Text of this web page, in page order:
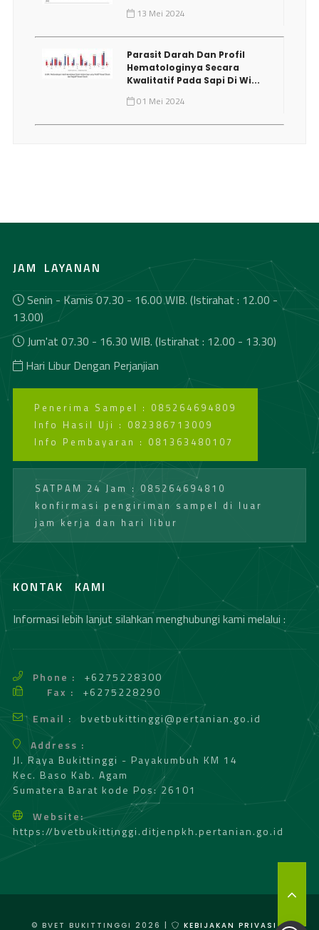
13 Mei 2024
Parasit Darah Dan Profil
Hematologinya Secara
Kwalitatif Pada Sapi Di Wi...
01 Mei 2024
JAM LAYANAN
Senin - Kamis 07.30 - 16.00 WIB. (Istirahat : 12.00 -
13.00)
Jum'at 07.30 - 16.30 WIB. (Istirahat : 12.00 - 13.30)
Hari Libur Dengan Perjanjian
Penerima Sampel : 085264694809
Info Hasil Uji : 082386713009
Info Pembayaran : 081363480107
SATPAM 24 Jam : 085264694810
konfirmasi pengiriman sampel di luar
jam kerja dan hari libur
KONTAK
KAMI
Informasi lebih lanjut silahkan menghubungi kami melalui :
Phone :
+6275228300
Fax :
+6275228290
Email :
bvetbukittinggi@pertanian.go.id
Address :
Jl. Raya Bukittinggi - Payakumbuh KM 14
Kec. Baso Kab. Agam
Sumatera Barat kode Pos: 26101
Website:
https://bvetbukittinggi.ditjenpkh.pertanian.go.id
© BVET BUKITTINGGI 2026 | KEBIJAKAN PRIVASI &
O